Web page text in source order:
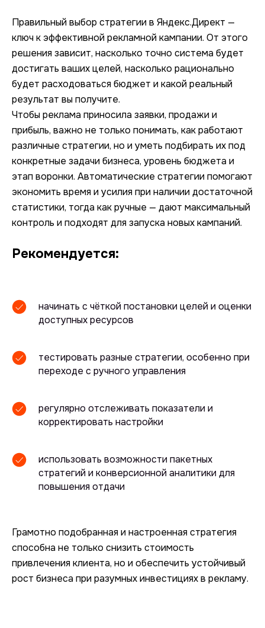
Правильный выбор стратегии в Яндекс.Директ —
ключ к эффективной рекламной кампании. От этого
решения зависит, насколько точно система будет
достигать ваших целей, насколько рационально
будет расходоваться бюджет и какой реальный
результат вы получите.
Чтобы реклама приносила заявки, продажи и
прибыль, важно не только понимать, как работают
различные стратегии, но и уметь подбирать их под
конкретные задачи бизнеса, уровень бюджета и
этап воронки. Автоматические стратегии помогают
экономить время и усилия при наличии достаточной
статистики, тогда как ручные — дают максимальный
контроль и подходят для запуска новых кампаний.
Рекомендуется:
начинать с чёткой постановки целей и оценки
доступных ресурсов
тестировать разные стратегии, особенно при
переходе с ручного управления
регулярно отслеживать показатели и
корректировать настройки
использовать возможности пакетных
стратегий и конверсионной аналитики для
повышения отдачи
Грамотно подобранная и настроенная стратегия
способна не только снизить стоимость
привлечения клиента, но и обеспечить устойчивый
рост бизнеса при разумных инвестициях в рекламу.